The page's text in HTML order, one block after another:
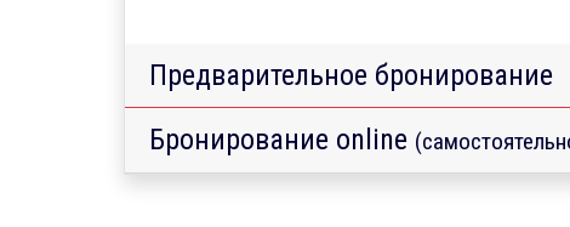
Предварительное бронирование
Бронирование online